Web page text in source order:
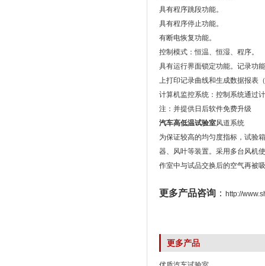
具有程序跳段功能。
具有程序停止功能。
有断电恢复功能。
控制模式：恒温、恒湿、程序。
具有运行界面锁定功能。记录功
上打印记录曲线和生成数据报表
计算机监控系统：控制系统通过
注：并提供日后软件免费升级
汽车高低温试验室风道系统
为保证较高的均匀度指标，试验
器、风叶等装置。采用多台风机
作室中与试品交换后的空气再被
更多产品咨询 ： http://
更多产品